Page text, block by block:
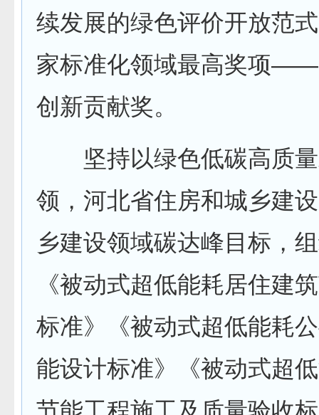
续发展的绿色评价开放范
家标准化领域最高奖项
创新贡献奖。
坚持以绿色低碳高质量
领，河北省住房和城乡建
乡建设领域碳达峰目标，
《被动式超低能耗居住建
标准》《被动式超低能耗
能设计标准》《被动式超